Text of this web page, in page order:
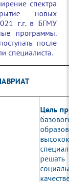
спектра
новых
г.г. в БГМУ
программы.
после
специалиста.
Цель